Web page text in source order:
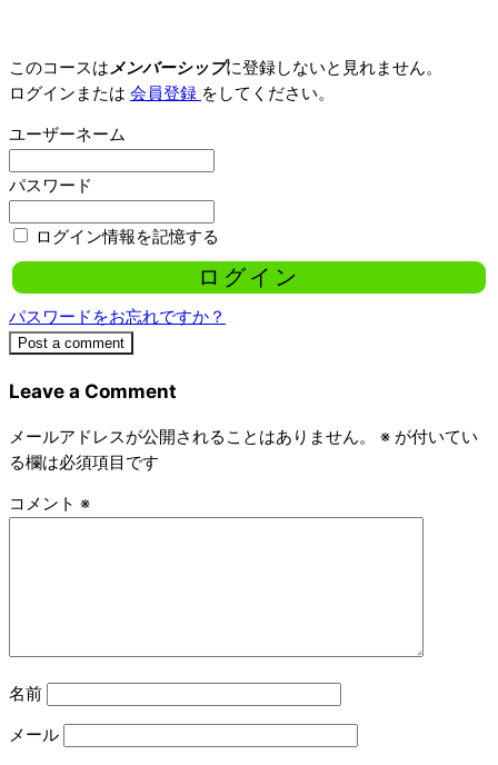
このコースはメンバーシップに登録しないと見れません。
ログインまたは 会員登録 をしてください。
ユーザーネーム
パスワード
ログイン情報を記憶する
パスワードをお忘れですか？
Post a comment
Leave a Comment
メールアドレスが公開されることはありません。 ※ が付いてい
る欄は必須項目です
コメント ※
名前
メール